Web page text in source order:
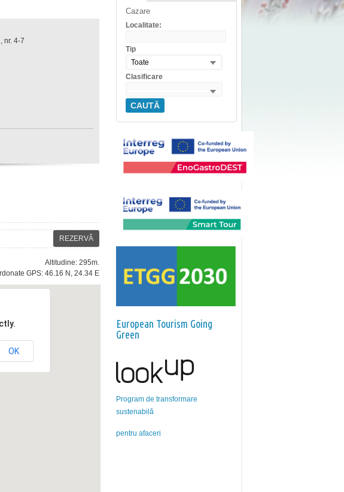
nr. 4-7
REZERVĂ
Altitudine: 295m.
GPS: 46.16 N, 24.34 E
OK
Cazare
Localitate:
Tip
Toate
Clasificare
CAUTĂ
European Tourism Going
Green
Program de transformare
sustenabilă
pentru afaceri